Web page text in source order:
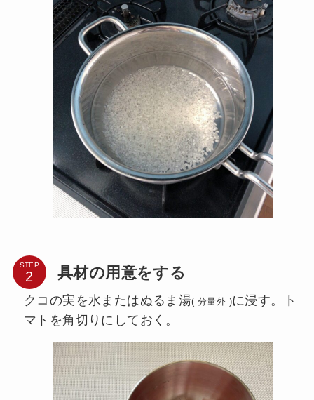
STEP 具材の用意をする
クコの実を水またはぬるま湯( 分量外 )に浸す。ト
マトを角切りにしておく。